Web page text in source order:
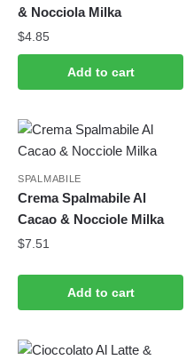
& Nocciola Milka
$4.85
Add to cart
SPALMABILE
Crema Spalmabile Al
Cacao & Nocciole Milka
$7.51
Add to cart